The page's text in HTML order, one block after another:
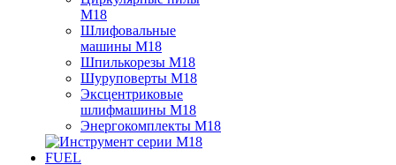
M18
Шлифовальные
машины M18
Шпилькорезы M18
Шуруповерты M18
Эксцентриковые
шлифмашины M18
Энергокомплекты M18